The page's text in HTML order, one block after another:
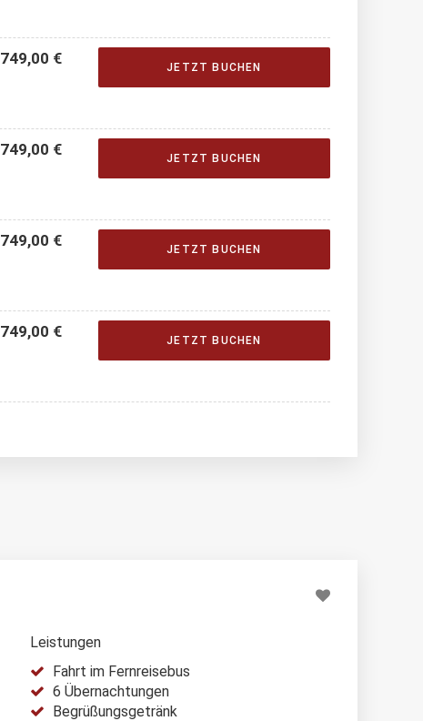
749,00 € JETZT BUCHEN
749,00 € JETZT BUCHEN
749,00 € JETZT BUCHEN
749,00 € JETZT BUCHEN
Leistungen
Fahrt im Fernreisebus
6 Übernachtungen
Begrüßungsgetränk